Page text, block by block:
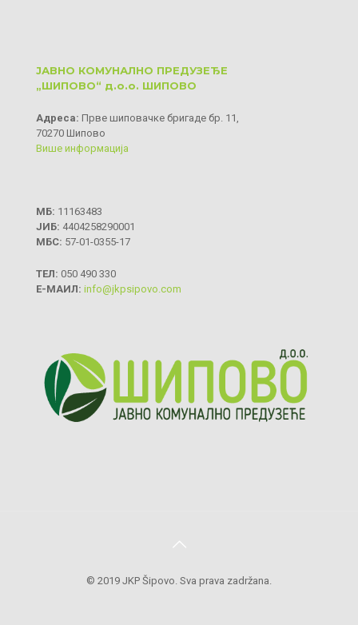
ЈАВНО КОМУНАЛНО ПРЕДУЗЕЂЕ
„ШИПОВО“ д.о.о. ШИПОВО
Aдреса: Прве шиповачке бригаде бр. 11,
70270 Шипово
Више информација
МБ: 11163483
ЈИБ: 4404258290001
МБС: 57-01-0355-17
ТЕЛ: 050 490 330
Е-МАИЛ: info@jkpsipovo.com
© 2019 JKP Šipovo. Sva prava zadržana.